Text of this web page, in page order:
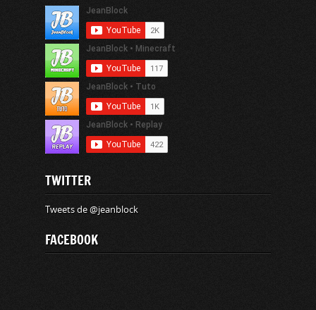
TWITTER
Tweets de @jeanblock
FACEBOOK